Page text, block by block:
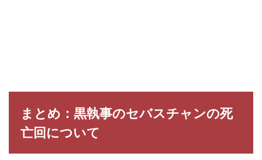
まとめ：黒執事のセバスチャンの死
亡回について